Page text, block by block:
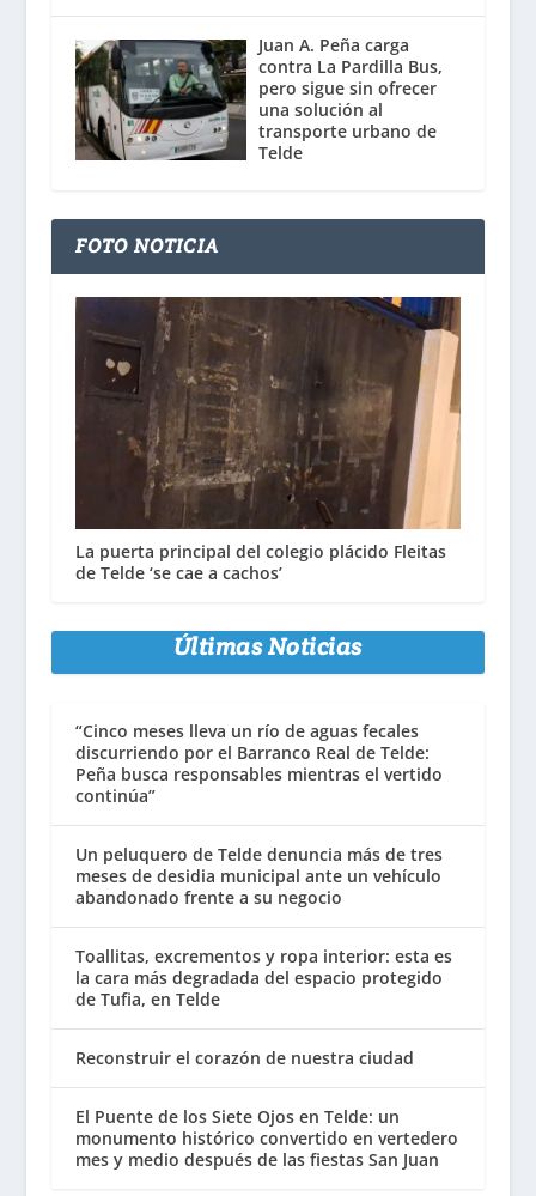
Juan A. Peña carga
contra La Pardilla Bus,
pero sigue sin ofrecer
una solución al
transporte urbano de
Telde
FOTO NOTICIA
La puerta principal del colegio plácido Fleitas
de Telde ‘se cae a cachos’
Últimas Noticias
“Cinco meses lleva un río de aguas fecales
discurriendo por el Barranco Real de Telde:
Peña busca responsables mientras el vertido
continúa”
Un peluquero de Telde denuncia más de tres
meses de desidia municipal ante un vehículo
abandonado frente a su negocio
Toallitas, excrementos y ropa interior: esta es
la cara más degradada del espacio protegido
de Tufia, en Telde
Reconstruir el corazón de nuestra ciudad
El Puente de los Siete Ojos en Telde: un
monumento histórico convertido en vertedero
mes y medio después de las fiestas San Juan